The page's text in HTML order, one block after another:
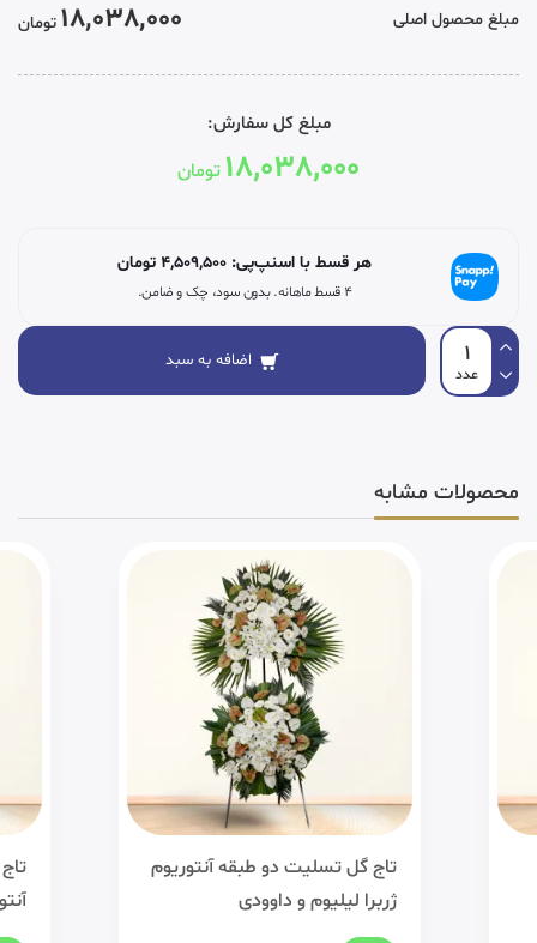
مبلغ محصول اصلی 18,038,000 تومان
مبلغ کل سفارش:
18,038,000تومان
هر قسط با اسنپ‌پی: 4,509,500 تومان
۴ قسط ماهانه. بدون سود، چک و ضامن.
اضافه به سبد
محصولات مشابه
تاج گل تسلیت دو طبقه آنتوریوم
ژربرا لیلیوم و داوودی